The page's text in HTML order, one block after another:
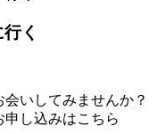
く
会いしてみませんか？
申し込みはこちら